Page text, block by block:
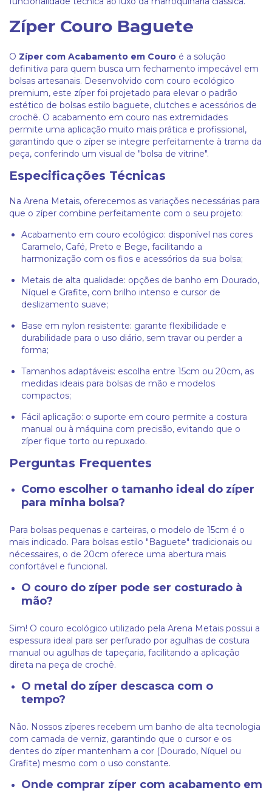
Zíper Couro Baguete
O Zíper com Acabamento em Couro é a solução
definitiva para quem busca um fechamento impecável em
bolsas artesanais. Desenvolvido com couro ecológico
premium, este zíper foi projetado para elevar o padrão
estético de bolsas estilo baguete, clutches e acessórios de
crochê. O acabamento em couro nas extremidades
permite uma aplicação muito mais prática e profissional,
garantindo que o zíper se integre perfeitamente à trama da
peça, conferindo um visual de "bolsa de vitrine".
Especificações Técnicas
Na Arena Metais, oferecemos as variações necessárias para
que o zíper combine perfeitamente com o seu projeto:
Acabamento em couro ecológico: disponível nas cores
Caramelo, Café, Preto e Bege, facilitando a
harmonização com os fios e acessórios da sua bolsa;
Metais de alta qualidade: opções de banho em Dourado,
Níquel e Grafite, com brilho intenso e cursor de
deslizamento suave;
Base em nylon resistente: garante flexibilidade e
durabilidade para o uso diário, sem travar ou perder a
forma;
Tamanhos adaptáveis: escolha entre 15cm ou 20cm, as
medidas ideais para bolsas de mão e modelos
compactos;
Fácil aplicação: o suporte em couro permite a costura
manual ou à máquina com precisão, evitando que o
zíper fique torto ou repuxado.
Perguntas Frequentes
Como escolher o tamanho ideal do zíper
para minha bolsa?
Para bolsas pequenas e carteiras, o modelo de 15cm é o
mais indicado. Para bolsas estilo "Baguete" tradicionais ou
nécessaires, o de 20cm oferece uma abertura mais
confortável e funcional.
O couro do zíper pode ser costurado à
mão?
Sim! O couro ecológico utilizado pela Arena Metais possui a
espessura ideal para ser perfurado por agulhas de costura
manual ou agulhas de tapeçaria, facilitando a aplicação
direta na peça de crochê.
O metal do zíper descasca com o
tempo?
Não. Nossos zíperes recebem um banho de alta tecnologia
com camada de verniz, garantindo que o cursor e os
dentes do zíper mantenham a cor (Dourado, Níquel ou
Grafite) mesmo com o uso constante.
Onde comprar zíper com acabamento em